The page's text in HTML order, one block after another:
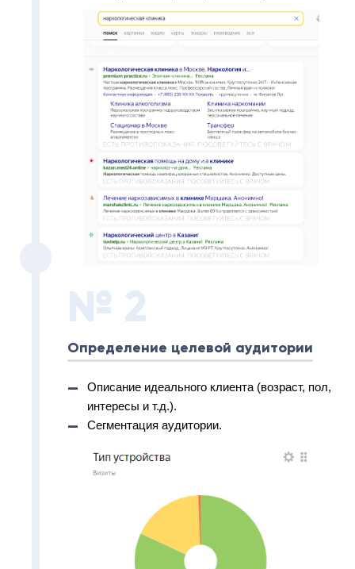
№ 2
Определение целевой аудитории
Описание идеального клиента (возраст, пол,
интересы и т.д.).
Сегментация аудитории.